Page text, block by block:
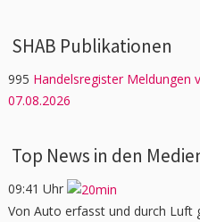
SHAB Publi­kati­onen
995 Handelsregister Meldungen
07.08.2026
Top News in den
09:41 Uhr
Von Auto erfasst und durch Luft